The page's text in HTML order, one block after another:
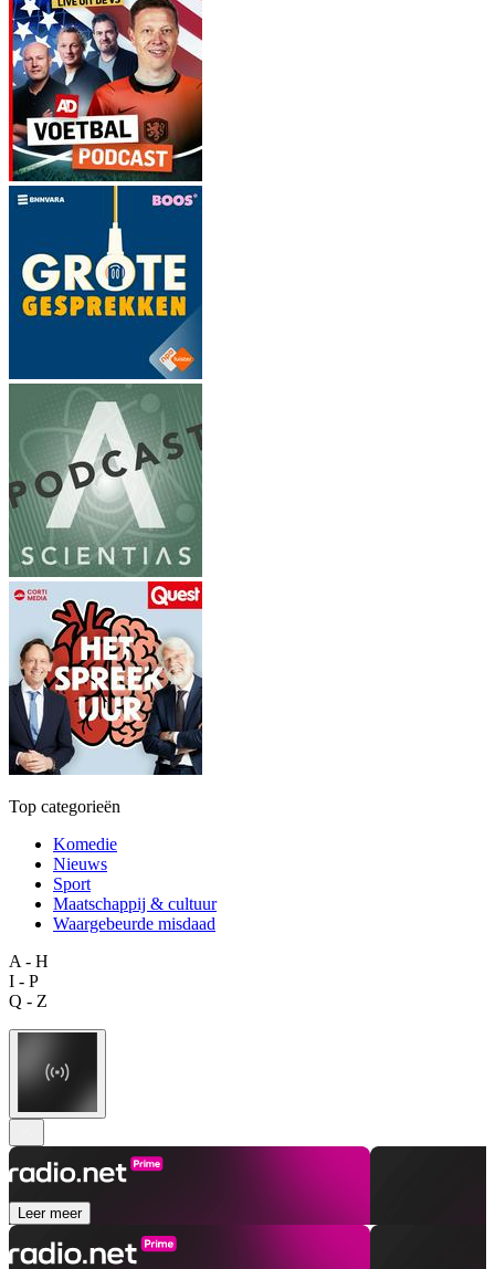
Top categorieën
Komedie
Nieuws
Sport
Maatschappij & cultuur
Waargebeurde misdaad
A - H
I - P
Q - Z
Leer meer